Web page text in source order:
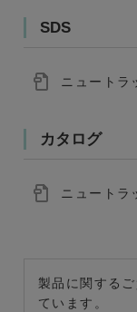
SDS
ニュートラ
カタログ
ニュートラ
製品に関する
ています。